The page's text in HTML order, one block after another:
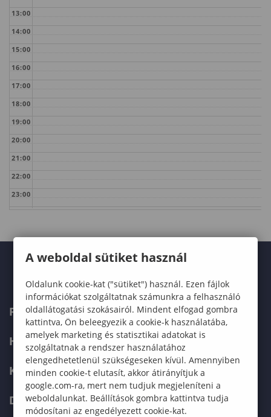
13:00
14:00
15:00
16:00
17:00
18:00
19:00
20:00
21:00
22:00
23:00
FELVÉTELIZŐKNEK
HALLGATÓKNAK
KÉPZÉSEK
DOKTORI ISKOLA
A weboldal sütiket használ
Oldalunk cookie-kat ("sütiket") használ. Ezen fájlok
információkat szolgáltatnak számunkra a felhasználó
oldallátogatási szokásairól. Mindent elfogad gombra
kattintva, Ön beleegyezik a cookie-k használatába,
amelyek marketing és statisztikai adatokat is
szolgáltatnak a rendszer használatához
elengedhetetlenül szükségeseken kívül. Amennyiben
minden cookie-t elutasít, akkor átirányítjuk a
google.com-ra, mert nem tudjuk megjeleníteni a
weboldalunkat. Beállítások gombra kattintva tudja
módosítani az engedélyezett cookie-kat.